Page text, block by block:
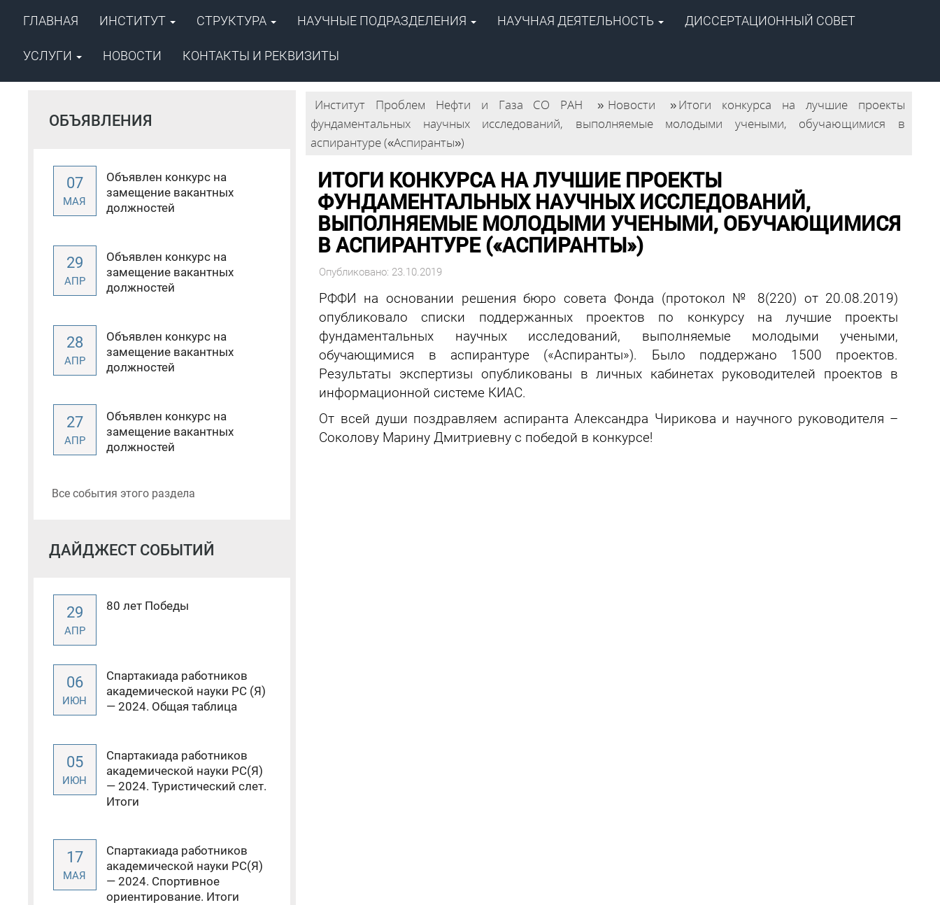
ФГБУН ФИЦ «Якутский научный центр
Институт проблем нефти и газа СО РАН
+7 (4112) 39-06-20
ГЛАВНАЯ ИНСТИТУТ СТРУКТУРА НАУЧНЫЕ ПОДРАЗДЕЛЕНИЯ НАУЧНАЯ ДЕЯТЕЛЬНОСТЬ ДИССЕРТАЦИОННЫЙ СОВЕТ
УСЛУГИ НОВОСТИ КОНТАКТЫ И РЕКВИЗИТЫ
Институт Проблем Нефти и Газа СО РАН » Новости »Итоги конкурса на лучшие проекты
фундаментальных научных исследований, выполняемые молодыми учеными, обучающимися в
аспирантуре («Аспиранты»)
ИТОГИ КОНКУРСА НА ЛУЧШИЕ ПРОЕКТЫ
ФУНДАМЕНТАЛЬНЫХ НАУЧНЫХ ИССЛЕДОВАНИЙ,
ВЫПОЛНЯЕМЫЕ МОЛОДЫМИ УЧЕНЫМИ, ОБУЧАЮЩИМИСЯ
В АСПИРАНТУРЕ («АСПИРАНТЫ»)
Опубликовано: 23.10.2019
РФФИ на основании решения бюро совета Фонда (протокол № 8(220) от 20.08.2019)
опубликовало списки поддержанных проектов по конкурсу на лучшие проекты
фундаментальных научных исследований, выполняемые молодыми учеными,
обучающимися в аспирантуре («Аспиранты»). Было поддержано 1500 проектов.
Результаты экспертизы опубликованы в личных кабинетах руководителей проектов в
информационной системе КИАС.
От всей души поздравляем аспиранта Александра Чирикова и научного руководителя –
Соколову Марину Дмитриевну с победой в конкурсе!
ОБЪЯВЛЕНИЯ
07
МАЯ
Объявлен конкурс на
замещение вакантных
должностей
29
АПР
Объявлен конкурс на
замещение вакантных
должностей
28
АПР
Объявлен конкурс на
замещение вакантных
должностей
27
АПР
Объявлен конкурс на
замещение вакантных
должностей
Все события этого раздела
ДАЙДЖЕСТ СОБЫТИЙ
29
АПР
80 лет Победы
06
ИЮН
Спартакиада работников
академической науки РС (Я)
— 2024. Общая таблица
05
ИЮН
Спартакиада работников
академической науки РС(Я)
— 2024. Туристический слет.
Итоги
17
МАЯ
Спартакиада работников
академической науки РС(Я)
— 2024. Спортивное
ориентирование. Итоги